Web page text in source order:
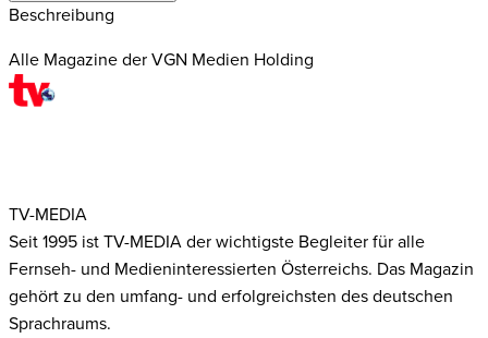
Beschreibung
Alle Magazine der VGN Medien Holding
TV-MEDIA
Seit 1995 ist TV-MEDIA der wichtigste Begleiter für alle
Fernseh- und Medieninteressierten Österreichs. Das Magazin
gehört zu den umfang- und erfolgreichsten des deutschen
Sprachraums.